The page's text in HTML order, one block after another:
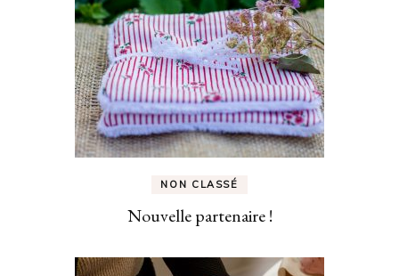
NON CLASSÉ
Nouvelle partenaire !